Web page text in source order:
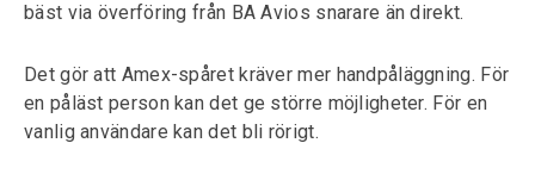
bäst via överföring från BA Avios snarare än direkt.
Det gör att Amex-spåret kräver mer handpåläggning. För
en påläst person kan det ge större möjligheter. För en
vanlig användare kan det bli rörigt.